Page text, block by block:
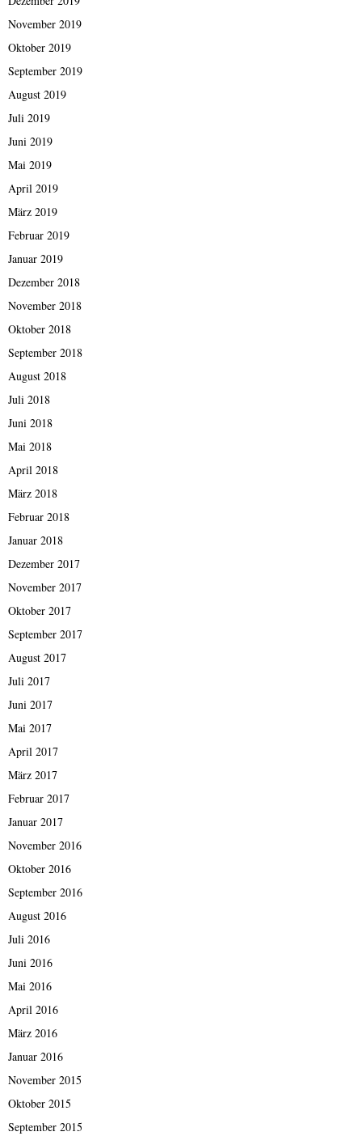
November 2019
Oktober 2019
September 2019
August 2019
Juli 2019
Juni 2019
Mai 2019
April 2019
März 2019
Februar 2019
Januar 2019
Dezember 2018
November 2018
Oktober 2018
September 2018
August 2018
Juli 2018
Juni 2018
Mai 2018
April 2018
März 2018
Februar 2018
Januar 2018
Dezember 2017
November 2017
Oktober 2017
September 2017
August 2017
Juli 2017
Juni 2017
Mai 2017
April 2017
März 2017
Februar 2017
Januar 2017
November 2016
Oktober 2016
September 2016
August 2016
Juli 2016
Juni 2016
Mai 2016
April 2016
März 2016
Januar 2016
November 2015
Oktober 2015
September 2015